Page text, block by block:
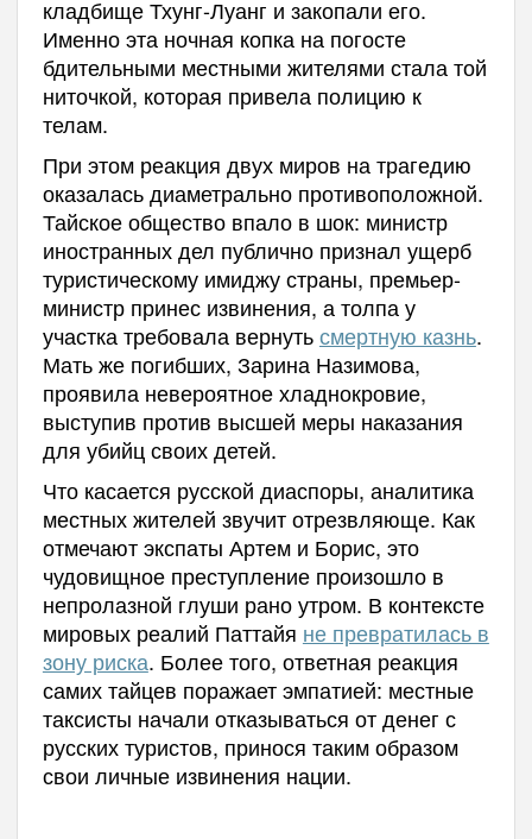
кладбище Тхунг-Луанг и закопали его.
Именно эта ночная копка на погосте
бдительными местными жителями стала той
ниточкой, которая привела полицию к
телам.
При этом реакция двух миров на трагедию
оказалась диаметрально противоположной.
Тайское общество впало в шок: министр
иностранных дел публично признал ущерб
туристическому имиджу страны, премьер-
министр принес извинения, а толпа у
участка требовала вернутьсмертную казнь.
Мать же погибших, Зарина Назимова,
проявила невероятное хладнокровие,
выступив против высшей меры наказания
для убийц своих детей.
Что касается русской диаспоры, аналитика
местных жителей звучит отрезвляюще. Как
отмечают экспаты Артем и Борис, это
чудовищное преступление произошло в
непролазной глуши рано утром. В контексте
мировых реалий Паттайя не превратилась в
зону риска. Более того, ответная реакция
самих тайцев поражает эмпатией: местные
таксисты начали отказываться от денег с
русских туристов, принося таким образом
свои личные извинения нации.